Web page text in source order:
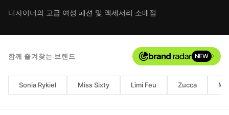
디자이너의 고급 여성 패션 및 액세서리 소매점
함께 즐겨찾는 브랜드 NEW
Sonia Rykiel Miss Sixty Limi Feu Zucca